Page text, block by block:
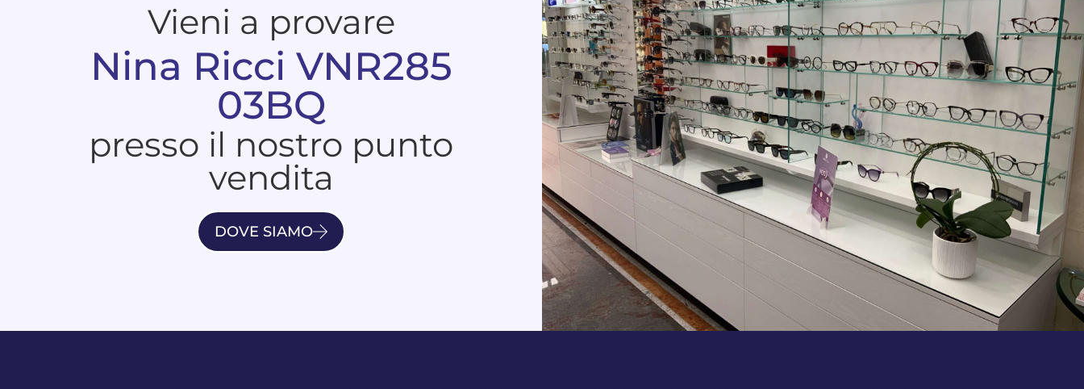
Vieni a provare
Nina Ricci VNR285
03BQ
presso il nostro punto
vendita
DOVE SIAMO